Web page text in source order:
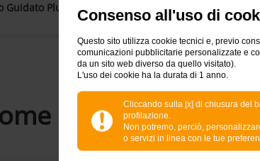
Consenso all'uso di
Questo sito utilizza cookie tecnici e, previo
comunicazioni pubblicitarie personalizzate e
da un sito web diverso da quello visitato).
L'uso dei cookie ha la durata di 1 anno.
Cliccando sulla [x] di chiusura del
profilazione.
Non potremo, perciò,
o servizi in linea con le tue
Guidato Plus (PU/PR): 3
investire in